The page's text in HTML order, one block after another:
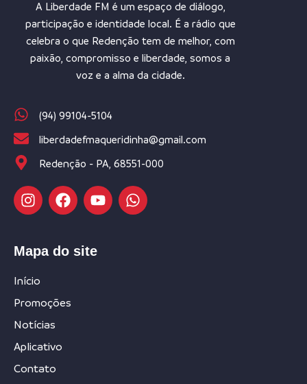
A Liberdade FM é um espaço de diálogo,
participação e identidade local. É a rádio que
celebra o que Redenção tem de melhor, com
paixão, compromisso e liberdade, somos a
voz e a alma da cidade.
(94) 99104-5104
liberdadefmaqueridinha@gmail.com
Redenção - PA, 68551-000
Mapa do site
Início
Promoções
Notícias
Aplicativo
Contato